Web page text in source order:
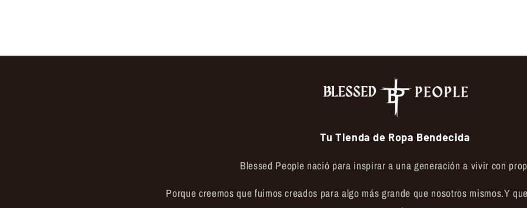
Tu Tienda de Ropa Bendecida
Blessed People nació para inspirar a una generación a vivir con
Porque creemos que fuimos creados para algo más grande que nosotros mismos.Y